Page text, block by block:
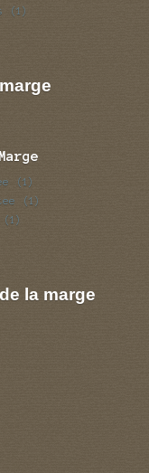
(1)
(1)
(1)
(1)
la marge